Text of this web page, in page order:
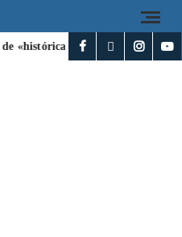
«histórica» la visita de León